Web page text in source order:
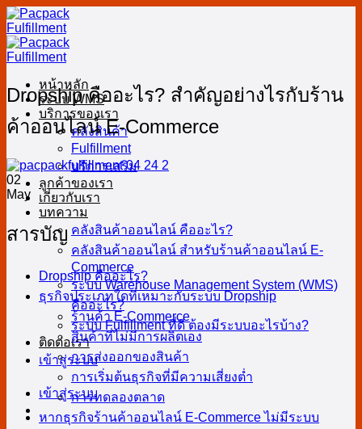
Skip
to
content
หน้าหลัก
ระบบ WMS
บริการของเรา
คลังสินค้า
Fulfillment
บริการเสริม
ลูกค้าของเรา
เกี่ยวกับเรา
บทความ
คลังสินค้าออนไลน์ คืออะไร?
คลังสินค้าออนไลน์ สำหรับร้านค้าออนไลน์ E-
Commerce
ระบบ Warehouse Management System (WMS)
คืออะไร?
ระบบ Fulfillment ที่ดี ต้องมีระบบอะไรบ้าง?
ติดต่อเรา
เข้าสู่ระบบ
เข้าสู่ระบบ
Dropship คืออะไร? สำคัญอย่างไรกับร้าน
ค้าออนไลน์ E-Commerce
02
May
สารบัญ
Dropship คืออะไร?
ธุรกิจประเภทใดที่เหมาะกับระบบ Dropship
ร้านค้า E-Commerce
สินค้าที่ไม่มีการผลิตเอง
การส่งออกของสินค้า
การเริ่มต้นธุรกิจที่มีความเสี่ยงต่ำ
การทดลองตลาด
หากธุรกิจร้านค้าออนไลน์ E-Commerce ไม่มีระบบ